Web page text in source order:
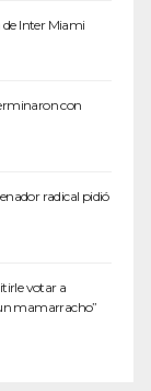
de Inter Miami
con
radical pidió
votar a
mamarracho”